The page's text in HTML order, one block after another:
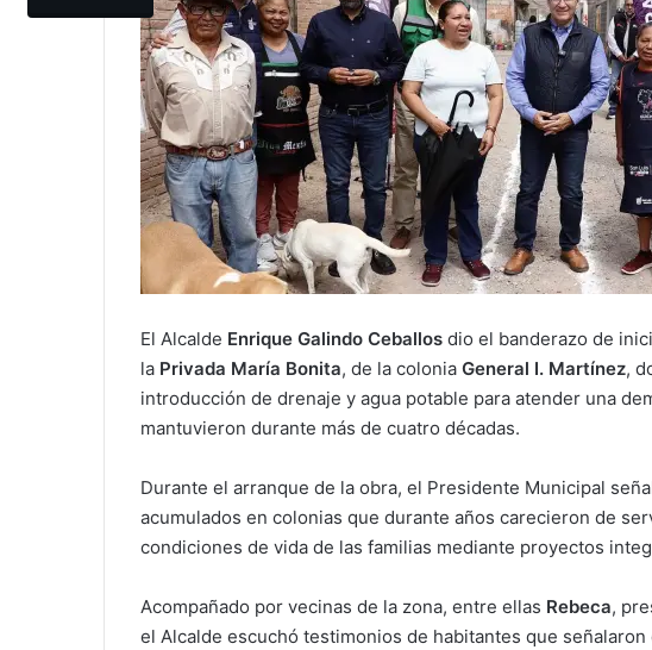
El Alcalde Enrique Galindo Ceballos dio el banderazo de
la Privada María Bonita, de la colonia General I. Martínez,
introducción de drenaje y agua potable para atender una
mantuvieron durante más de cuatro décadas.
Durante el arranque de la obra, el Presidente Municipal
acumulados en colonias que durante años carecieron de
condiciones de vida de las familias mediante proyectos
Acompañado por vecinas de la zona, entre ellas Rebeca,
el Alcalde escuchó testimonios de habitantes que